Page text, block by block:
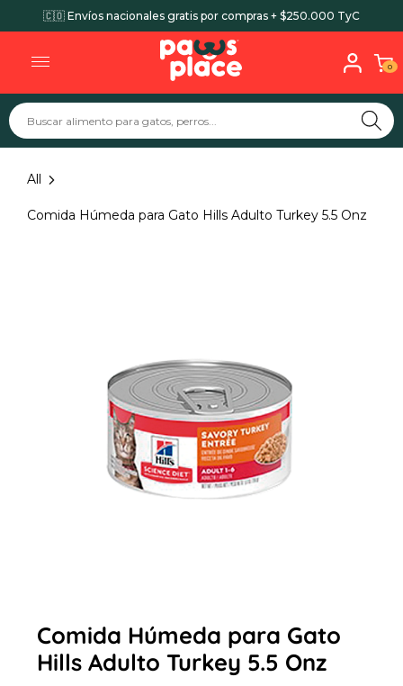
🇨🇴 Envíos nacionales gratis por compras + $250.000 TyC
0
All
Comida Húmeda para Gato Hills Adulto Turkey 5.5 Onz
Comida Húmeda para Gato
Hills Adulto Turkey 5.5 Onz